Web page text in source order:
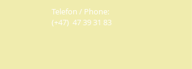
Telefon / Phone:
(+47) 47 39 31 83